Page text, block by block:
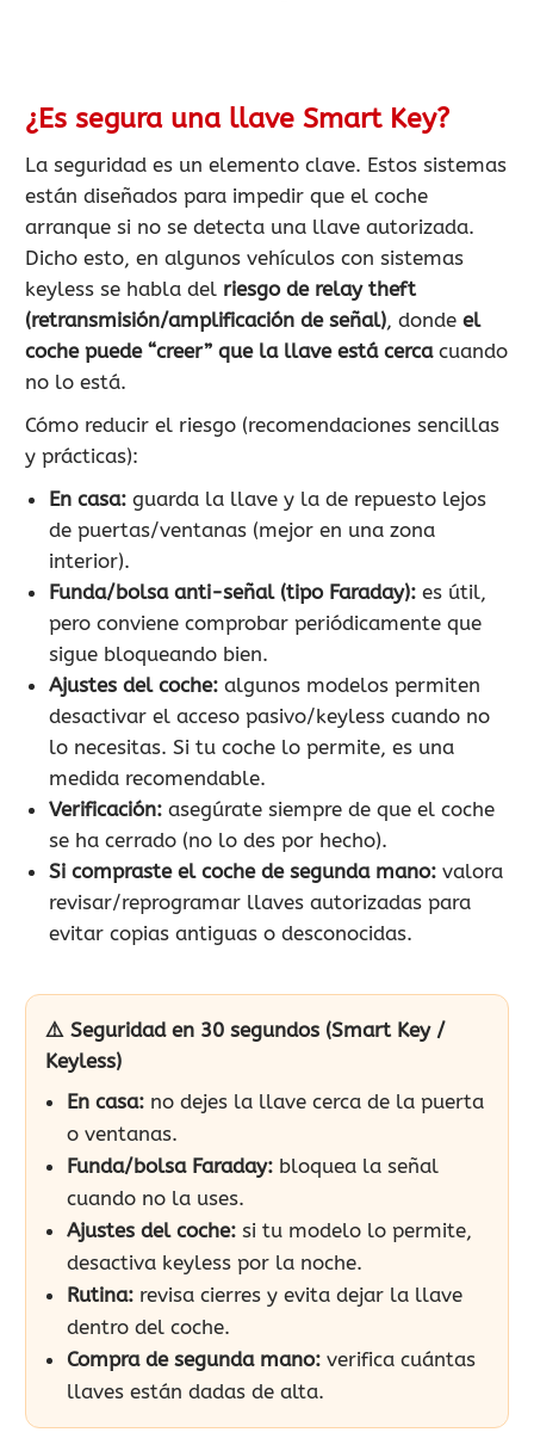
¿Es segura una llave Smart Key?
La seguridad es un elemento clave. Estos sistemas
están diseñados para impedir que el coche
arranque si no se detecta una llave autorizada.
Dicho esto, en algunos vehículos con sistemas
keyless se habla del riesgo de relay theft
(retransmisión/amplificación de señal), donde el
coche puede “creer” que la llave está cercacuando
no lo está.
Cómo reducir el riesgo (recomendaciones sencillas
y prácticas):
En casa: guarda la llave y la de repuesto lejos
de puertas/ventanas (mejor en una zona
interior).
Funda/bolsa anti-señal (tipo Faraday): es útil,
pero conviene comprobar periódicamente que
sigue bloqueando bien.
Ajustes del coche: algunos modelos permiten
desactivar el acceso pasivo/keyless cuando no
lo necesitas. Si tu coche lo permite, es una
medida recomendable.
Verificación: asegúrate siempre de que el coche
se ha cerrado (no lo des por hecho).
Si compraste el coche de segunda mano: valora
revisar/reprogramar llaves autorizadas para
evitar copias antiguas o desconocidas.
⚠️ Seguridad en 30 segundos (Smart Key /
Keyless)
En casa: no dejes la llave cerca de la puerta
o ventanas.
Funda/bolsa Faraday: bloquea la señal
cuando no la uses.
Ajustes del coche: si tu modelo lo permite,
desactiva keyless por la noche.
Rutina: revisa cierres y evita dejar la llave
dentro del coche.
Compra de segunda mano: verifica cuántas
llaves están dadas de alta.